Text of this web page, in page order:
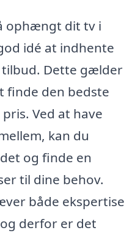
ophængt dit tv i
idé at indhente
Dette gælder
finde den bedste
Ved at have
kan du
og finde en
til dine behov.
både ekspertise
derfor er det